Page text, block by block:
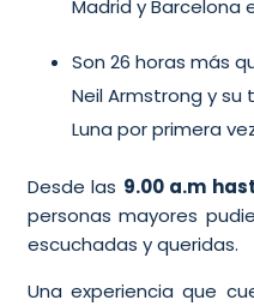
Madrid y Barcelona
Son 26 horas más
Neil Armstrong y su
Luna por primera
Desde las 9.00 a.m
personas mayores
escuchadas y queridas.
Una experiencia que